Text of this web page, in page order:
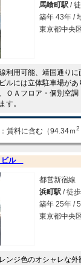
馬喰町駅 /
築年 43年 /
東京都中央
利用可能、靖国通り
ルには立体駐車場が
ＯＡフロア・個別空調
す。
賃料に含む（94.34ｍ2
ビル
都営新宿線
浜町駅 / 徒
築年 25年 /
東京都中央
ンジ色のオシャレな